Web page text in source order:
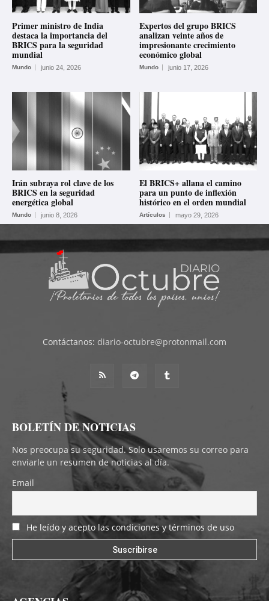
Primer ministro de India
destaca la importancia del
BRICS para la seguridad
mundial
Mundo junio 24, 2026
Expertos del grupo BRICS
analizan veinte años de
impresionante crecimiento
económico global
Mundo junio 17, 2026
Irán subraya rol clave de los
BRICS en la seguridad
energética global
Mundo junio 8, 2026
El BRICS+ allana el camino
para un punto de inflexión
histórico en el orden mundial
Artículos mayo 29, 2026
Contáctanos: diario-octubre@protonmail.com
BOLETÍN DE NOTICIAS
Nos preocupa su seguridad. Solo usaremos su correo para
enviarle un resumen de noticias al día.
Email
He leído y acepto las condiciones y términos de uso